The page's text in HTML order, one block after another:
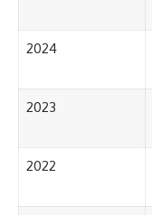
2024
2023
2022